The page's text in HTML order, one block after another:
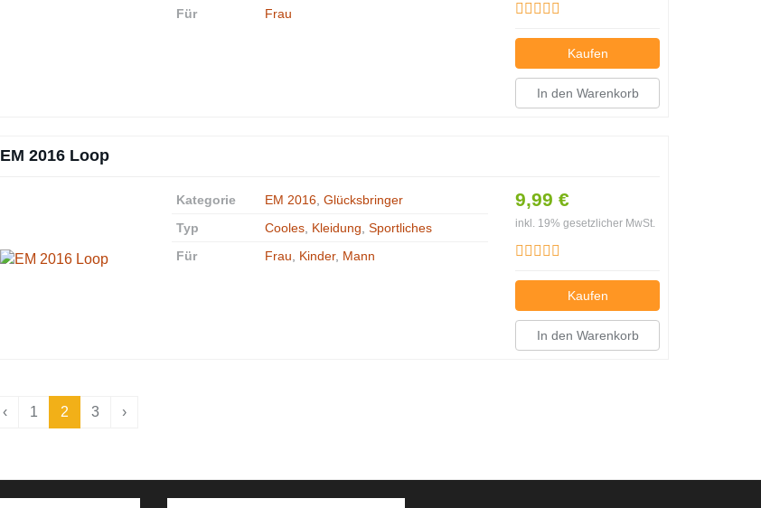
Kaufen
In den Warenkorb
Für
Frau
EM 2016 Loop
9,99 €
inkl. 19% gesetzlicher MwSt.
Kaufen
In den Warenkorb
Kategorie EM 2016 Glücksbringer
Typ
Cooles Kleidung Sportliches
Für
Frau Kinder, Mann
‹ 1 2 3 ›